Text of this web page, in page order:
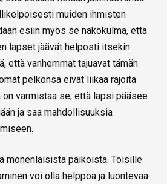
muiden ihmisten
esiin myös se näkökulma, että
lapset jäävät helposti itsekin
että vanhemmat tajuavat tämän
pelkonsa eivät liikaa rajoita
on varmistaa se, että lapsi pääsee
ja saa mahdollisuuksia
monenlaisista paikoista. Toisille
voi olla helppoa ja luontevaa.